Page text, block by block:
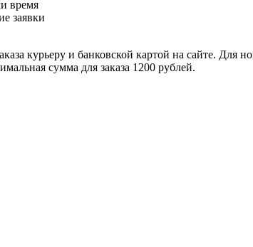
время
заявки
курьеру и банковской картой на сайте. Для
сумма для заказа 1200 рублей.